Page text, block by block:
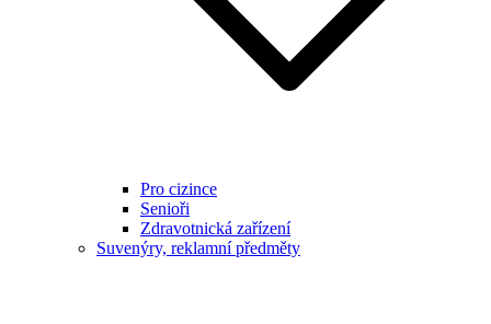
Pro cizince
Senioři
Zdravotnická zařízení
Suvenýry, reklamní předměty